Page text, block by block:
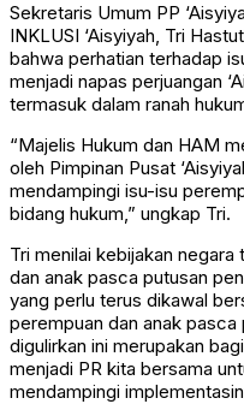
Sekretaris Umum PP
INKLUSI ‘Aisyiyah, Tri
bahwa perhatian terhadap
menjadi napas perjuangan
termasuk dalam ranah
“Majelis Hukum dan HAM
oleh Pimpinan Pusat
mendampingi isu-isu
bidang hukum,” ungkap Tri.
Tri menilai kebijakan
dan anak pasca putusan
yang perlu terus dikawal
perempuan dan anak pasca
digulirkan ini merupakan
menjadi PR kita bersama
mendampingi